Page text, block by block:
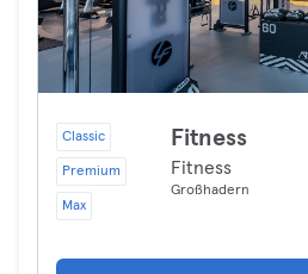
Classic
Premium
Max
Fitness
Fitness
Großhadern